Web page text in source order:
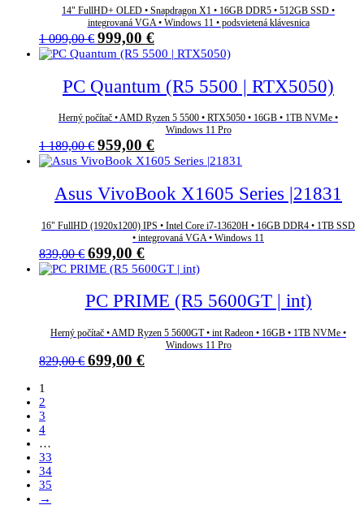
14" FullHD+ OLED • Snapdragon X1 • 16GB DDR5 • 512GB SSD •
integrovaná VGA • Windows 11 • podsvietená klávesnica
1 099,00€ Pôvodná
cena
1
099,00 €.
999,00 €Aktuálna
cena
999,00 €.
PC Quantum (R5 5500 | RTX5050)
Herný počítač • AMD Ryzen 5 5500 • RTX5050 • 16GB • 1TB NVMe •
Windows 11 Pro
1 189,00€ Pôvodná
cena
1
189,00 €.
959,00 €Aktuálna
cena
959,00 €.
Asus VivoBook X1605 Series |21831
16" FullHD (1920x1200) IPS • Intel Core i7-13620H • 16GB DDR4 • 1TB SSD
• integrovaná VGA • Windows 11
839,00€ Pôvodná
cena
839,00 €.
699,00 €Aktuálna
cena
699,00 €.
PC PRIME (R5 5600GT | int)
Herný počítač • AMD Ryzen 5 5600GT • int Radeon • 16GB • 1TB NVMe •
Windows 11 Pro
829,00€ Pôvodná
699,00 €Aktuálna
1
2
3
4
…
33
34
35
→